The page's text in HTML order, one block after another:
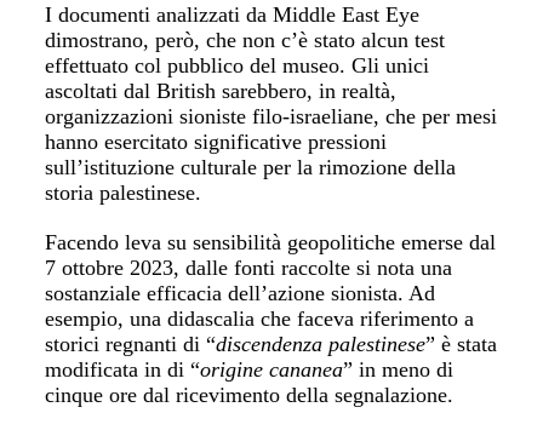
I documenti analizzati da Middle East Eye
dimostrano, però, che non c’è stato alcun test
effettuato col pubblico del museo. Gli unici
ascoltati dal British sarebbero, in realtà,
organizzazioni sioniste filo-israeliane, che per mesi
hanno esercitato significative pressioni
sull’istituzione culturale per la rimozione della
storia palestinese.
Facendo leva su sensibilità geopolitiche emerse dal
7 ottobre 2023, dalle fonti raccolte si nota una
sostanziale efficacia dell’azione sionista. Ad
esempio, una didascalia che faceva riferimento a
storici regnanti di “discendenza palestinese” è stata
modificata in di “origine cananea” in meno di
cinque ore dal ricevimento della segnalazione.